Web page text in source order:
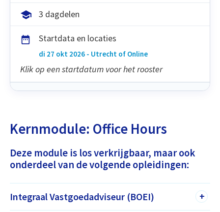
Kernmodule: Office Hours
Deze module is los verkrijgbaar, maar ook
onderdeel van de volgende opleidingen:
Integraal Vastgoedadviseur (BOEI) +
3 dagdelen
Startdata en locaties
di 27 okt 2026 - Utrecht of Online
Klik op een startdatum voor het rooster